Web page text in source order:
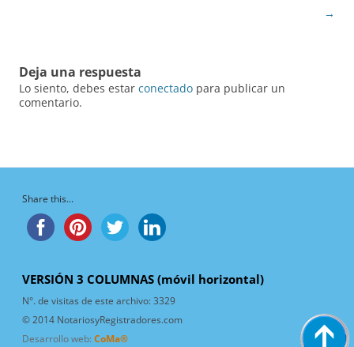
→
Deja una respuesta
Lo siento, debes estar conectado para publicar un
comentario.
Share this...
VERSIÓN 3 COLUMNAS (móvil horizontal)
N°. de visitas de este archivo:3329
© 2014 NotariosyRegistradores.com
Desarrollo web: CoMa®